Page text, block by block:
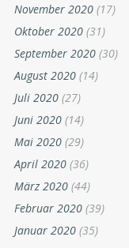
November 2020 (17)
Oktober 2020 (31)
September 2020 (30)
August 2020 (14)
Juli 2020 (27)
Juni 2020 (14)
Mai 2020 (29)
April 2020 (36)
März 2020 (44)
Februar 2020 (39)
Januar 2020 (35)